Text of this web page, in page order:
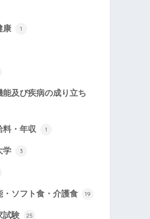
康 1
能及び疾病の成り立ち
・年収 1
学 3
・ソフト食・介護食 19
試験 25